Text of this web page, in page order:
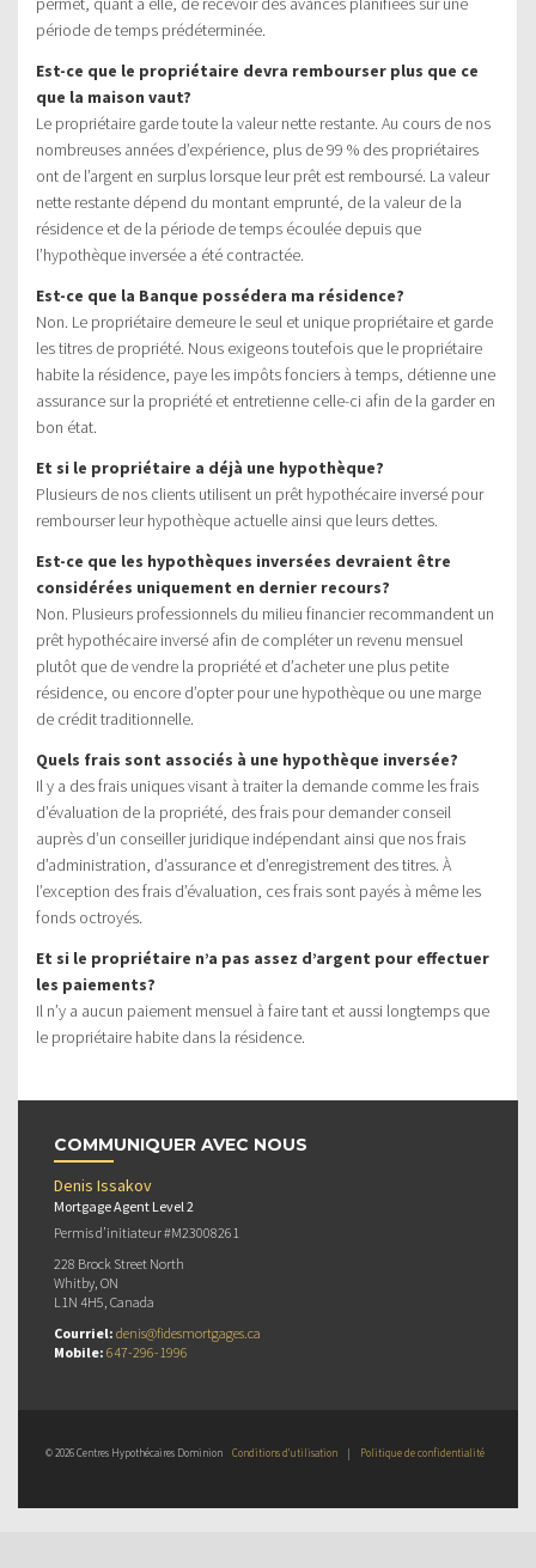
période de temps prédéterminée.
Est-ce que le propriétaire devra rembourser plus que ce
que la maison vaut?
Le propriétaire garde toute la valeur nette restante. Au cours de nos
nombreuses années d’expérience, plus de 99 % des propriétaires
ont de l’argent en surplus lorsque leur prêt est remboursé. La valeur
nette restante dépend du montant emprunté, de la valeur de la
résidence et de la période de temps écoulée depuis que
l’hypothèque inversée a été contractée.
Est-ce que la Banque possédera ma résidence?
Non. Le propriétaire demeure le seul et unique propriétaire et garde
les titres de propriété. Nous exigeons toutefois que le propriétaire
habite la résidence, paye les impôts fonciers à temps, détienne une
assurance sur la propriété et entretienne celle-ci afin de la garder en
bon état.
Et si le propriétaire a déjà une hypothèque?
Plusieurs de nos clients utilisent un prêt hypothécaire inversé pour
rembourser leur hypothèque actuelle ainsi que leurs dettes.
Est-ce que les hypothèques inversées devraient être
considérées uniquement en dernier recours?
Non. Plusieurs professionnels du milieu financier recommandent un
prêt hypothécaire inversé afin de compléter un revenu mensuel
plutôt que de vendre la propriété et d’acheter une plus petite
résidence, ou encore d’opter pour une hypothèque ou une marge
de crédit traditionnelle.
Quels frais sont associés à une hypothèque inversée?
Il y a des frais uniques visant à traiter la demande comme les frais
d’évaluation de la propriété, des frais pour demander conseil
auprès d’un conseiller juridique indépendant ainsi que nos frais
d’administration, d’assurance et d’enregistrement des titres. À
l’exception des frais d’évaluation, ces frais sont payés à même les
fonds octroyés.
Et si le propriétaire n’a pas assez d’argent pour effectuer
les paiements?
Il n’y a aucun paiement mensuel à faire tant et aussi longtemps que
le propriétaire habite dans la résidence.
COMMUNIQUER AVEC NOUS
Denis Issakov
Mortgage Agent Level 2
Permis d’initiateur #M23008261
228 Brock Street North
Whitby, ON
L1N 4H5, Canada
Courriel: denis@fidesmortgages.ca
Mobile: 647-296-1996
© 2026 Centres Hypothécaires Dominion Conditions d’utilisation | Politique de confidentialité